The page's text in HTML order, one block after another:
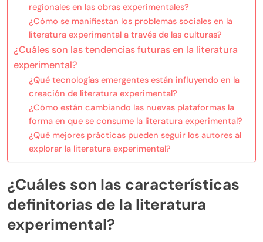
regionales en las obras experimentales?
¿Cómo se manifiestan los problemas sociales en la
literatura experimental a través de las culturas?
¿Cuáles son las tendencias futuras en la literatura
experimental?
¿Qué tecnologías emergentes están influyendo en la
creación de literatura experimental?
¿Cómo están cambiando las nuevas plataformas la
forma en que se consume la literatura experimental?
¿Qué mejores prácticas pueden seguir los autores al
explorar la literatura experimental?
¿Cuáles son las características
definitorias de la literatura
experimental?